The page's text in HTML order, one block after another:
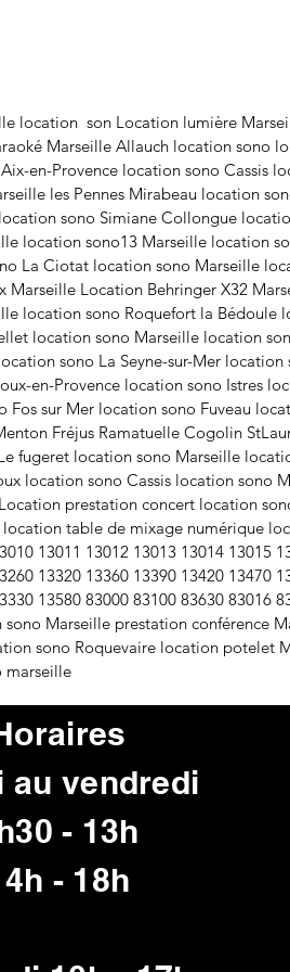
min.
location son Location lumière
Marseille Allauch location sono
en-Provence location sono Cassis
les Pennes Mirabeau location
sono Simiane Collongue
location sono13 Marseille location
La Ciotat location sono Marseille
Location Behringer X32
location sono Roquefort la Bédoule
location sono Marseille location
sono La Seyne-sur-Mer
en-Provence location sono Istres
sur Mer location sono Fuveau
Fréjus Ramatuelle Cogolin
fugeret location sono Marseille
location sono Cassis location sono
prestation concert location
table de mixage numérique
13011 13012 13013 13014 13015
13320 13360 13390 13420 13470
13580 83000 83100 83630 83016
Marseille prestation conférence
sono Roquevaire location potelet
marseille
au vendredi
- 13h
- 18h